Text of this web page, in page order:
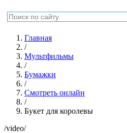
Главная
/
Мультфильмы
/
Бумажки
/
Смотреть онлайн
/
Букет для королевы
/video/